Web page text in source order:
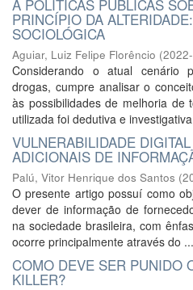
A POLÍTICAS PÚBLICAS
PRINCÍPIO DA
SOCIOLÓGICA
Aguiar, Luiz Felipe Florêncio (
Considerando o atual cenário
drogas, cumpre analisar o
às possibilidades de melhoria de
utilizada foi dedutiva e
VULNERABILIDADE
ADICIONAIS DE
Palú, Vitor Henrique dos Santos (
O presente artigo possuí como
dever de informação de
na sociedade brasileira, com
ocorre principalmente através do ...
COMO DEVE SER PUNIDO
KILLER?